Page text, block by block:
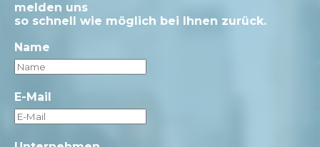
melden uns
so schnell wie möglich bei Ihnen zurück.
Name
E-Mail